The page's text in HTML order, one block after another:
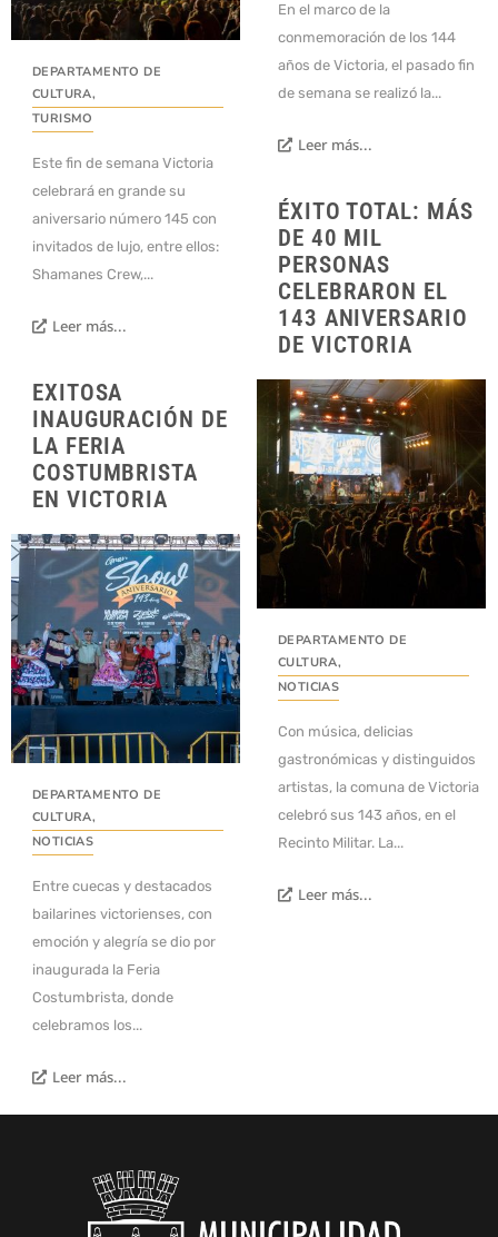
DEPARTAMENTO DE
CULTURA,
TURISMO
Este fin de semana Victoria
celebrará en grande su
aniversario número 145 con
invitados de lujo, entre ellos:
Shamanes Crew,...
Leer más...
En el marco de la
conmemoración de los 144
años de Victoria, el pasado fin
de semana se realizó la...
Leer más...
ÉXITO TOTAL: MÁS
DE 40 MIL
PERSONAS
CELEBRARON EL
143 ANIVERSARIO
DE VICTORIA
DEPARTAMENTO DE
CULTURA,
NOTICIAS
Con música, delicias
gastronómicas y distinguidos
artistas, la comuna de Victoria
celebró sus 143 años, en el
Recinto Militar. La...
Leer más...
EXITOSA
INAUGURACIÓN DE
LA FERIA
COSTUMBRISTA
EN VICTORIA
DEPARTAMENTO DE
CULTURA,
NOTICIAS
Entre cuecas y destacados
bailarines victorienses, con
emoción y alegría se dio por
inaugurada la Feria
Costumbrista, donde
celebramos los...
Leer más...